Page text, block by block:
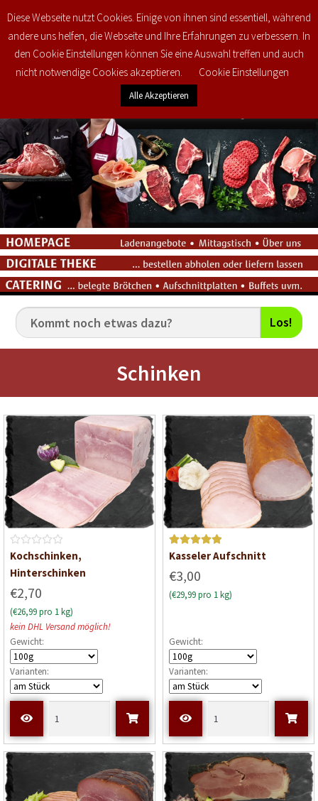
€0,00 0
Los!
Schinken
B
e
e
r
t
e
t
m
i
t
o
n
5
Kochschinken,
Hinterschinken
€2,70
(€26,99 pro 1 kg)
kein DHL Versand möglich!
Gewicht:
Varianten:
Bewerte
von 5
Kasseler Aufschnitt
€3,00
(€29,99 pro 1 kg)
Gewicht:
Varianten:
Diese Webseite nutzt Cookies. Einige von ihnen sind essentiell, während
andere uns helfen, die Webseite und Ihre Erfahrungen zu verbessern. In
den Cookie Einstellungen können Sie eine Auswahl treffen und auch
nicht notwendige Cookies akzeptieren.
Cookie Einstellungen
Alle Akzeptieren